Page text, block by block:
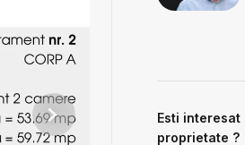
Next
Esti interesat
proprietate ?